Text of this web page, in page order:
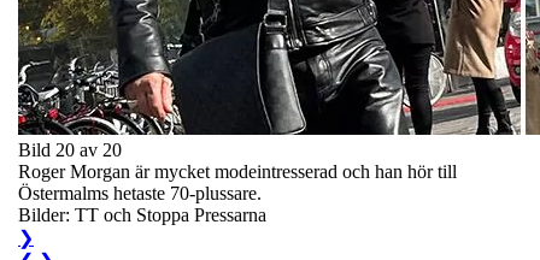
Bild 20 av 20
Roger Morgan är mycket modeintresserad och han hör till
Östermalms hetaste 70-plussare.
Bilder: TT och Stoppa Pressarna
❯